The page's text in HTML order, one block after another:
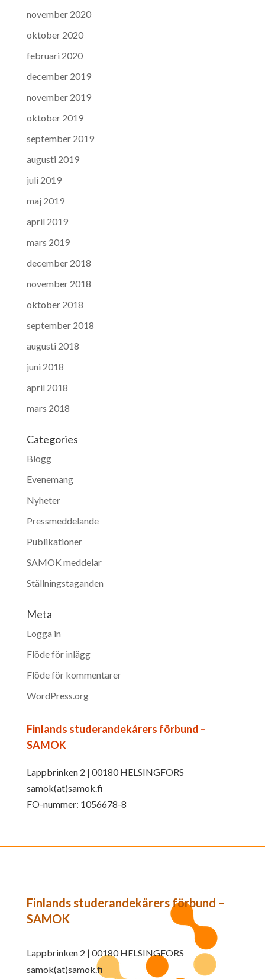
november 2020
oktober 2020
februari 2020
december 2019
november 2019
oktober 2019
september 2019
augusti 2019
juli 2019
maj 2019
april 2019
mars 2019
december 2018
november 2018
oktober 2018
september 2018
augusti 2018
juni 2018
april 2018
mars 2018
Categories
Blogg
Evenemang
Nyheter
Pressmeddelande
Publikationer
SAMOK meddelar
Ställningstaganden
Meta
Logga in
Flöde för inlägg
Flöde för kommentarer
WordPress.org
Finlands studerandekårers förbund –
SAMOK
Lappbrinken 2 | 00180 HELSINGFORS
samok(at)samok.fi
FO-nummer: 1056678-8
Finlands studerandekårers förbund –
SAMOK
Lappbrinken 2 | 00180 HELSINGFORS
samok(at)samok.fi